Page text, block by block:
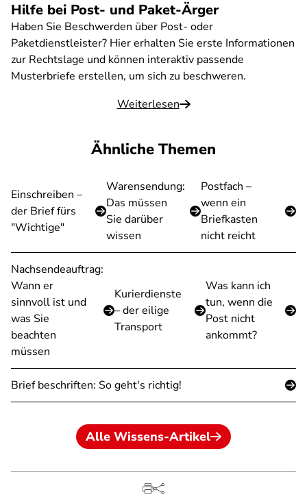
Hilfe bei Post- und Paket-Ärger
Haben Sie Beschwerden über Post- oder
Paketdienstleister? Hier erhalten Sie erste Informationen
zur Rechtslage und können interaktiv passende
Musterbriefe erstellen, um sich zu beschweren.
Weiterlesen
Ähnliche Themen
Einschreiben –
der Brief fürs
"Wichtige"
Warensendung:
Das müssen
Sie darüber
wissen
Postfach –
wenn ein
Briefkasten
nicht reicht
Nachsendeauftrag:
Wann er
sinnvoll ist und
was Sie
beachten
müssen
Kurierdienste
– der eilige
Transport
Was kann ich
tun, wenn die
Post nicht
ankommt?
Brief beschriften: So geht's richtig!
Alle Wissens-Artikel